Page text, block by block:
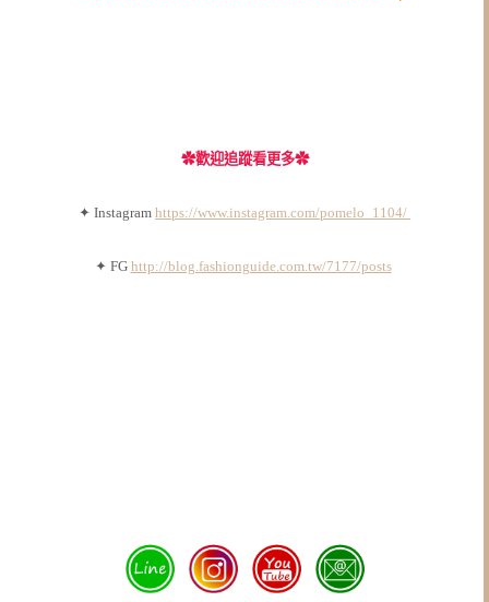
✿歡迎追蹤看更多✿
✦ Instagram https://www.instagram.com/pomelo_1104/
✦ FG http://blog.fashionguide.com.tw/7177/posts